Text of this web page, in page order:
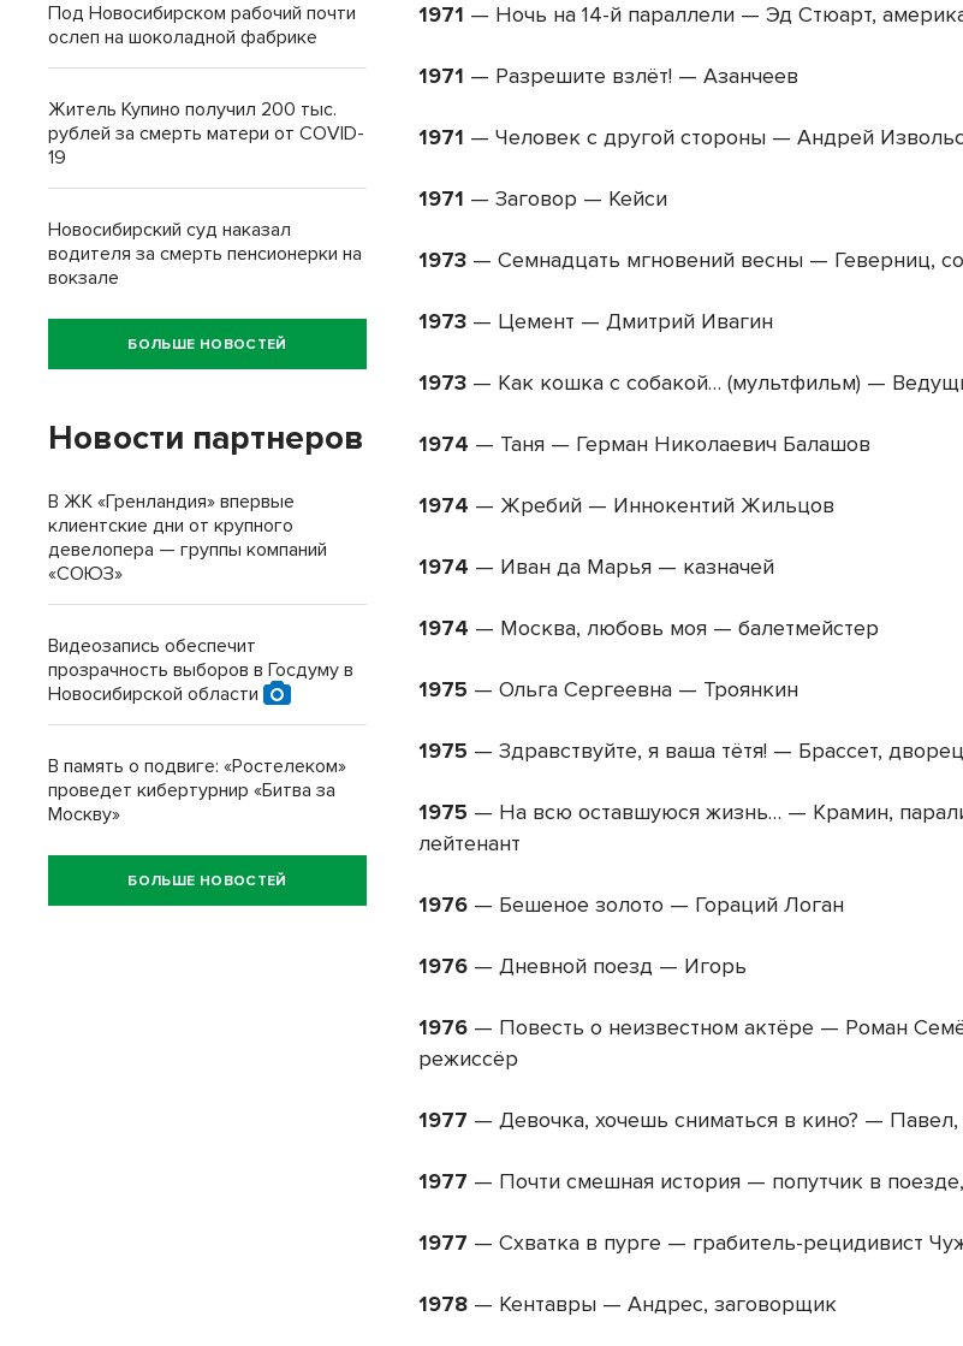
1971 — Ночь на 14-й параллели — Эд Стюарт,
1971 — Разрешите взлёт! — Азанчеев
1971 — Человек с другой стороны — Андрей
1971 — Заговор — Кейси
1973 — Семнадцать мгновений весны — Геверниц,
1973 — Цемент — Дмитрий Ивагин
1973 — Как кошка с собакой… (мультфильм) —
1974 — Таня — Герман Николаевич Балашов
1974 — Жребий — Иннокентий Жильцов
1974 — Иван да Марья — казначей
1974 — Москва, любовь моя — балетмейстер
1975 — Ольга Сергеевна — Троянкин
1975 — Здравствуйте, я ваша тётя! — Брассет,
1975 — На всю оставшуюся жизнь… — Крамин,
лейтенант
1976 — Бешеное золото — Гораций Логан
1976 — Дневной поезд — Игорь
1976 — Повесть о неизвестном актёре — Роман
режиссёр
1977 — Девочка, хочешь сниматься в кино? —
1977 — Почти смешная история — попутчик в
1977 — Схватка в пурге — грабитель-рецидивист
1978 — Кентавры — Андрес, заговорщик
Под Новосибирском рабочий почти
ослеп на шоколадной фабрике
Житель Купино получил 200 тыс.
рублей за смерть матери от COVID-
19
Новосибирский суд наказал
водителя за смерть пенсионерки на
вокзале
БОЛЬШЕ НОВОСТЕЙ
Новости партнеров
В ЖК «Гренландия» впервые
клиентские дни от крупного
девелопера — группы компаний
«СОЮЗ»
Видеозапись обеспечит
прозрачность выборов в Госдуму в
Новосибирской области
В память о подвиге: «Ростелеком»
проведет кибертурнир «Битва за
Москву»
БОЛЬШЕ НОВОСТЕЙ